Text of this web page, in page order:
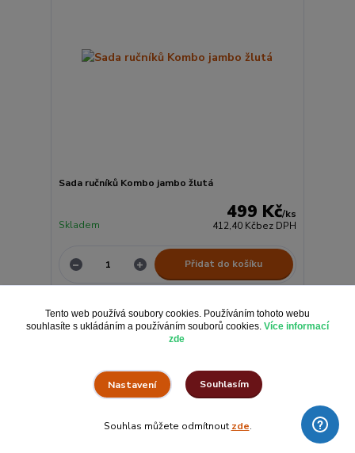
Sada ručníků Kombo jambo žlutá
499 Kč/ks
412,40 Kčbez DPH
Skladem
Přidat do košíku
TOP produkt
Tento web používá soubory cookies. Používáním tohoto webu
souhlasíte s ukládáním a používáním souborů cookies. Více informací
zde
Nastavení Souhlasím
Souhlas můžete odmítnout zde.